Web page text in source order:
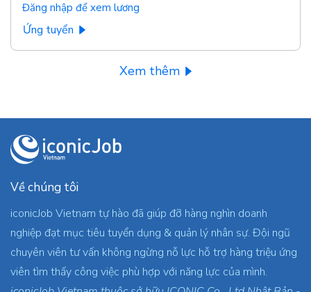
Đăng nhập để xem lương
Ứng tuyển
Xem thêm
Về chúng tôi
iconicJob Vietnam tự hào đã giúp đỡ hàng nghìn doanh
nghiệp đạt mục tiêu tuyển dụng & quản lý nhân sự. Đội ngũ
chuyên viên tư vấn không ngừng nỗ lực hỗ trợ hàng triệu ứng
viên tìm thấy công việc phù hợp với năng lực của mình.